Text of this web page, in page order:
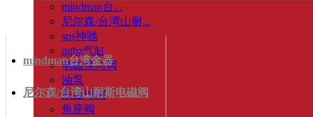
mindman台...
尼尔森/台湾山耐...
sns神驰
qgbz气缸
电磁换向阀
油泵
高压球阀
角座阀
mindman台湾金器
尼尔森/台湾山耐斯电磁阀